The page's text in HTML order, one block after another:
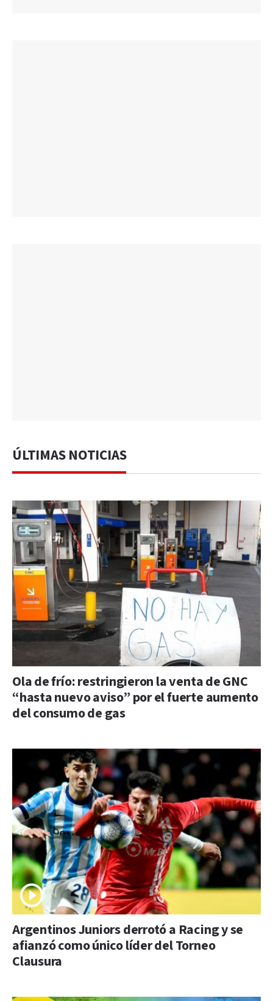
ÚLTIMAS NOTICIAS
Ola de frío: restringieron la venta de GNC
“hasta nuevo aviso” por el fuerte aumento
del consumo de gas
Argentinos Juniors derrotó a Racing y se
afianzó como único líder del Torneo
Clausura